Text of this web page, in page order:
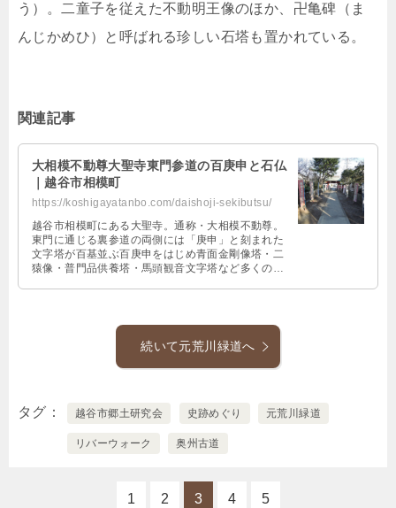
う）。二童子を従えた不動明王像のほか、卍亀碑（ま
んじかめひ）と呼ばれる珍しい石塔も置かれている。
関連記事
大相模不動尊大聖寺東門参道の百庚申と石仏
｜越谷市相模町
https://koshigayatanbo.com/daishoji-sekibutsu/
越谷市相模町にある大聖寺。通称・大相模不動尊。
東門に通じる裏参道の両側には「庚申」と刻まれた
文字塔が百基並ぶ百庚申をはじめ青面金剛像塔・二
猿像・普門品供養塔・馬頭観音文字塔など多くの石
続いて元荒川緑道へ
タグ 越谷市郷土研究会 史跡めぐり 元荒川緑道
リバーウォーク 奥州古道
1 2 3 4 5